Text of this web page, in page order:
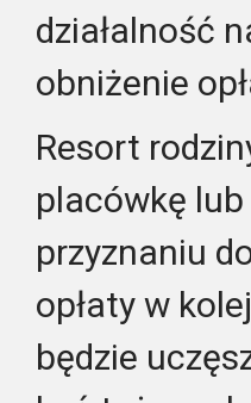
działalność
obniżenie
Resort
placówkę
przyznaniu
opłaty w
będzie